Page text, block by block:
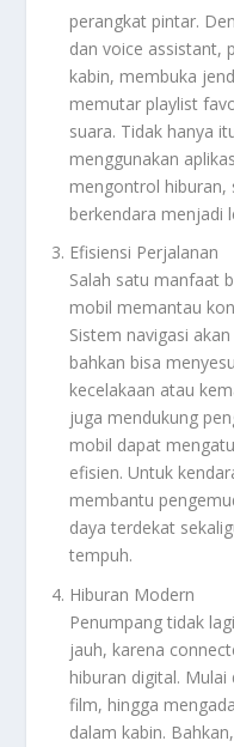
perangkat pintar.
dan voice assistant,
kabin, membuka
memutar playlist
suara. Tidak hanya
menggunakan
mengontrol hiburan,
berkendara menjadi
Efisiensi Perjalanan
Salah satu manfaat
mobil memantau
Sistem navigasi
bahkan bisa
kecelakaan atau
juga mendukung
mobil dapat
efisien. Untuk
membantu
daya terdekat
tempuh.
Hiburan Modern
Penumpang tidak
jauh, karena
hiburan digital.
film, hingga
dalam kabin.